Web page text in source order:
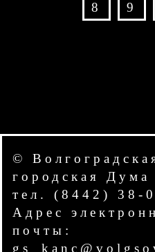
8 9
©
городская Дума
тел. (8442) 38-
Адрес
почты: